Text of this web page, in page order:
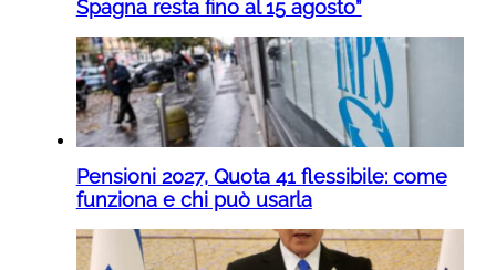
Spagna resta fino al 15 agosto”
Pensioni 2027, Quota 41 flessibile: come
funziona e chi può usarla